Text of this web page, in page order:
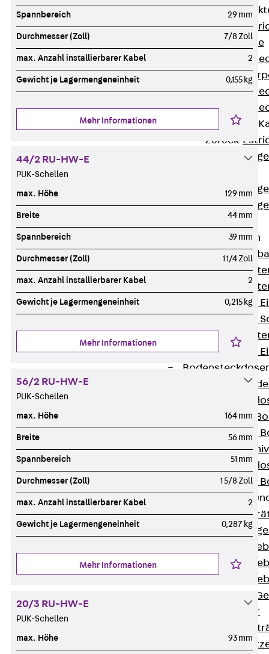
Zurück
Kanalsysteme
Estrichbündige
Zurück
Einbaueinheiten
Zurück
Nivellierbare
Nivellierbare
Nivellierbare
Zubehör für
Nivellierbare
Zubehör für
Nivellierbare
Gerätebecher
Zurück
Runde
Eckige
Eckige
Zubehör für
Geräteträger
Spannbereich 29 mm
Durchmesser (Zoll) 7/8 Zoll
max. Anzahl installierbarer Kabel 2
Gewicht je Lagermengeneinheit 0,155 kg
Mehr Informationen
44/2 RU-HW-E
PUK-Schellen
max. Höhe 129 mm
Breite 44 mm
Spannbereich 39 mm
Durchmesser (Zoll) 1 1/4 Zoll
max. Anzahl installierbarer Kabel 2
Gewicht je Lagermengeneinheit 0,215 kg
Mehr Informationen
56/2 RU-HW-E
PUK-Schellen
max. Höhe 164 mm
Breite 56 mm
Spannbereich 51 mm
Durchmesser (Zoll) 1 5/8 Zoll
max. Anzahl installierbarer Kabel 2
Gewicht je Lagermengeneinheit 0,287 kg
Mehr Informationen
20/3 RU-HW-E
PUK-Schellen
max. Höhe 93 mm